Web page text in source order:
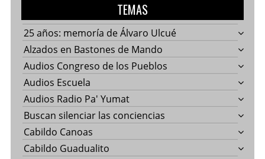
TEMAS
25 años: memoría de Álvaro Ulcué
Alzados en Bastones de Mando
Audios Congreso de los Pueblos
Audios Escuela
Audios Radio Pa' Yumat
Buscan silenciar las conciencias
Cabildo Canoas
Cabildo Guadualito